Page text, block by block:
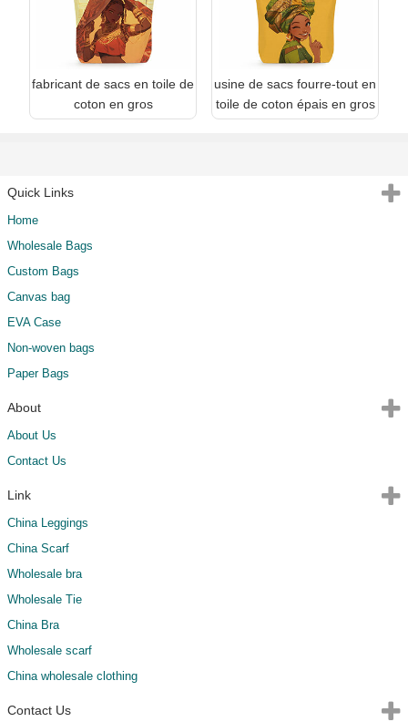
fabricant de sacs en toile de
coton en gros
usine de sacs fourre-tout en
toile de coton épais en gros
Quick Links
Home
Wholesale Bags
Custom Bags
Canvas bag
EVA Case
Non-woven bags
Paper Bags
About
About Us
Contact Us
Link
China Leggings
China Scarf
Wholesale bra
Wholesale Tie
China Bra
Wholesale scarf
China wholesale clothing
Contact Us